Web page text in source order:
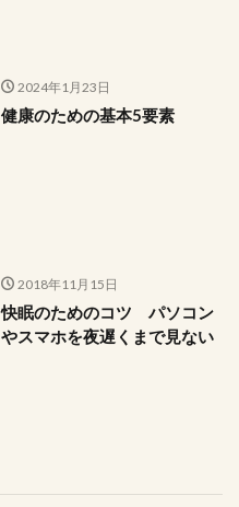
2024年1月23日
健康のための基本5要素
2018年11月15日
快眠のためのコツ パソコン
やスマホを夜遅くまで見ない